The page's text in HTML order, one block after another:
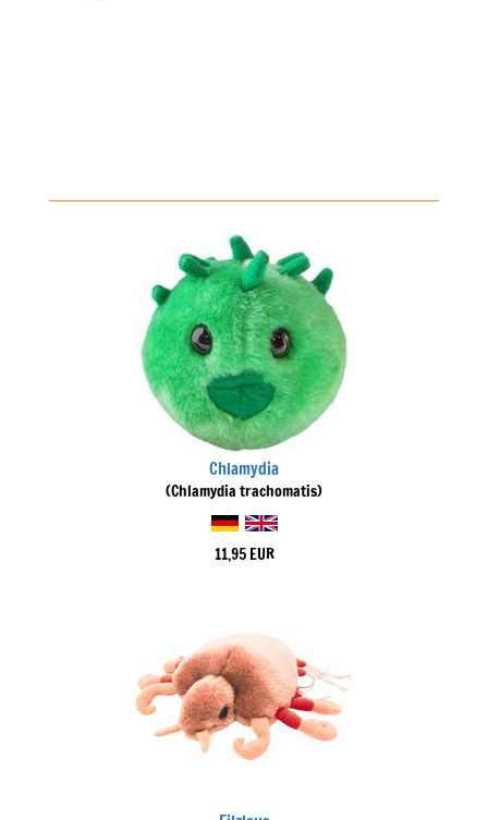
Chlamydia
(Chlamydia trachomatis)
11,95 EUR